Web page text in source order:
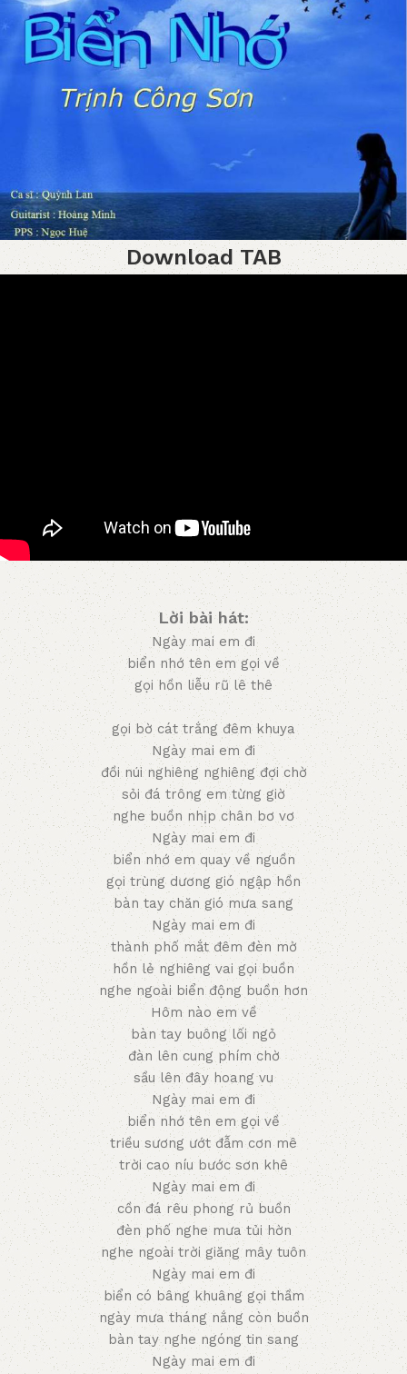
Download TAB
Lời bài hát:
Ngày mai em đi
biển nhớ tên em gọi về
gọi hồn liễu rũ lê thê
gọi bờ cát trắng đêm khuya
Ngày mai em đi
đồi núi nghiêng nghiêng đợi chờ
sỏi đá trông em từng giờ
nghe buồn nhịp chân bơ vơ
Ngày mai em đi
biển nhớ em quay về nguồn
gọi trùng dương gió ngập hồn
bàn tay chăn gió mưa sang
Ngày mai em đi
thành phố mắt đêm đèn mờ
hồn lẻ nghiêng vai gọi buồn
nghe ngoài biển động buồn hơn
Hôm nào em về
bàn tay buông lối ngỏ
đàn lên cung phím chờ
sầu lên đây hoang vu
Ngày mai em đi
biển nhớ tên em gọi về
triều sương ướt đẫm cơn mê
trời cao níu bước sơn khê
Ngày mai em đi
cồn đá rêu phong rủ buồn
đèn phố nghe mưa tủi hờn
nghe ngoài trời giăng mây tuôn
Ngày mai em đi
biển có bâng khuâng gọi thầm
ngày mưa tháng nắng còn buồn
bàn tay nghe ngóng tin sang
Ngày mai em đi